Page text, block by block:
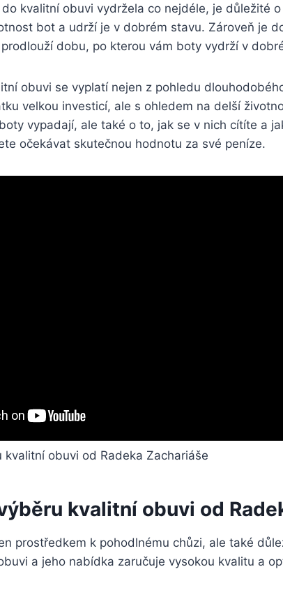
kvalitní obuvi ‍vydržela co‍ nejdéle, je důležité
bot a udrží je v ⁢dobrém stavu.​ Zároveň je
dobu, po kterou vám⁢ boty vydrží v
obuvi se vyplatí nejen z pohledu
velkou ​investicí, ale s ohledem⁤ na ⁣delší⁤
vypadají,⁢ ale také o to, jak se ‍v ‌nich cítíte ⁢a
očekávat skutečnou hodnotu za své peníze.
⁢kvalitní obuvi od
prostředkem ​k pohodlnému⁣ chůzi, ale také
‌a jeho nabídka zaručuje vysokou kvalitu a